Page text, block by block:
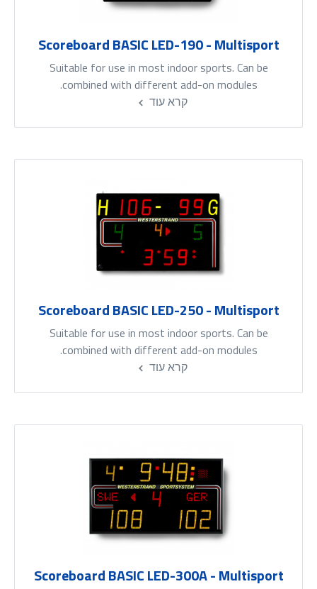
Scoreboard BASIC LED-190 - Multisport
Suitable for use in most indoor sports. Can be
combined with different add-on modules.
קרא עוד
Scoreboard BASIC LED-250 - Multisport
Suitable for use in most indoor sports. Can be
combined with different add-on modules.
קרא עוד
Scoreboard BASIC LED-300A - Multisport